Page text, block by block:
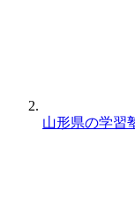
山形県の学習